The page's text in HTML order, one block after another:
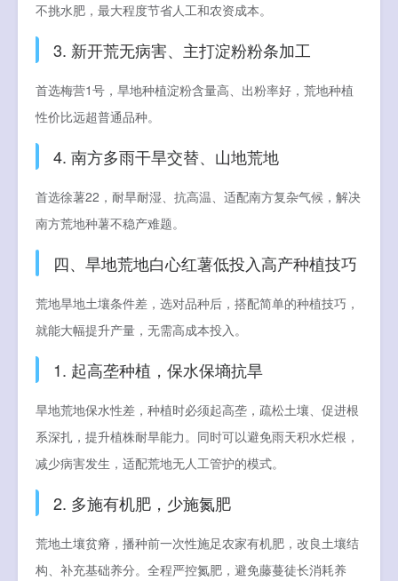
不挑水肥，最大程度节省人工和农资成本。
3. 新开荒无病害、主打淀粉粉条加工
首选梅营1号，旱地种植淀粉含量高、出粉率好，荒地种植
性价比远超普通品种。
4. 南方多雨干旱交替、山地荒地
首选徐薯22，耐旱耐湿、抗高温、适配南方复杂气候，解决
南方荒地种薯不稳产难题。
四、旱地荒地白心红薯低投入高产种植技巧
荒地旱地土壤条件差，选对品种后，搭配简单的种植技巧，
就能大幅提升产量，无需高成本投入。
1. 起高垄种植，保水保墒抗旱
旱地荒地保水性差，种植时必须起高垄，疏松土壤、促进根
系深扎，提升植株耐旱能力。同时可以避免雨天积水烂根，
减少病害发生，适配荒地无人工管护的模式。
2. 多施有机肥，少施氮肥
荒地土壤贫瘠，播种前一次性施足农家有机肥，改良土壤结
构、补充基础养分。全程严控氮肥，避免藤蔓徒长消耗养